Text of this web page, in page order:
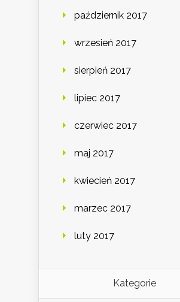
październik 2017
wrzesień 2017
sierpień 2017
lipiec 2017
czerwiec 2017
maj 2017
kwiecień 2017
marzec 2017
luty 2017
Kategorie